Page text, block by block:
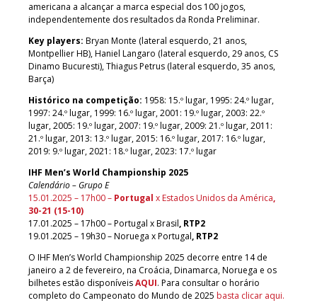
americana a alcançar a marca especial dos 100 jogos,
independentemente dos resultados da Ronda Preliminar.
Key players: Bryan Monte (lateral esquerdo, 21 anos,
Montpellier HB), Haniel Langaro (lateral esquerdo, 29 anos, CS
Dinamo Bucuresti), Thiagus Petrus (lateral esquerdo, 35 anos,
Barça)
Histórico na competição: 1958: 15.º lugar, 1995: 24.º lugar,
1997: 24.º lugar, 1999: 16.º lugar, 2001: 19.º lugar, 2003: 22.º
lugar, 2005: 19.º lugar, 2007: 19.º lugar, 2009: 21.º lugar, 2011:
21.º lugar, 2013: 13.º lugar, 2015: 16.º lugar, 2017: 16.º lugar,
2019: 9.º lugar, 2021: 18.º lugar, 2023: 17.º lugar
IHF Men’s World Championship 2025
Calendário – Grupo E
15.01.2025 – 17h00 – Portugal x Estados Unidos da América,
30-21 (15-10)
17.01.2025 – 17h00 – Portugal x Brasil, RTP2
19.01.2025 – 19h30 – Noruega x Portugal, RTP2
O IHF Men’s World Championship 2025 decorre entre 14 de
janeiro a 2 de fevereiro, na Croácia, Dinamarca, Noruega e os
bilhetes estão disponíveisAQUI. Para consultar o horário
completo do Campeonato do Mundo de 2025 basta clicar aqui.